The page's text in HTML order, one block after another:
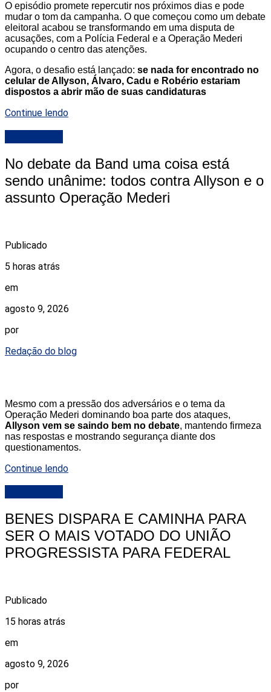
O episódio promete repercutir nos próximos dias e pode
mudar o tom da campanha. O que começou como um debate
eleitoral acabou se transformando em uma disputa de
acusações, com a Polícia Federal e a Operação Mederi
ocupando o centro das atenções.
Agora, o desafio está lançado: se nada for encontrado no
celular de Allyson, Álvaro, Cadu e Robério estariam
dispostos a abrir mão de suas candidaturas
Continue lendo
No debate da Band uma coisa está
sendo unânime: todos contra Allyson e o
assunto Operação Mederi
Publicado
5 horas atrás
em
agosto 9, 2026
por
Redação do blog
Mesmo com a pressão dos adversários e o tema da
Operação Mederi dominando boa parte dos ataques,
Allyson vem se saindo bem no debate, mantendo firmeza
nas respostas e mostrando segurança diante dos
questionamentos.
Continue lendo
BENES DISPARA E CAMINHA PARA
SER O MAIS VOTADO DO UNIÃO
PROGRESSISTA PARA FEDERAL
Publicado
15 horas atrás
em
agosto 9, 2026
por